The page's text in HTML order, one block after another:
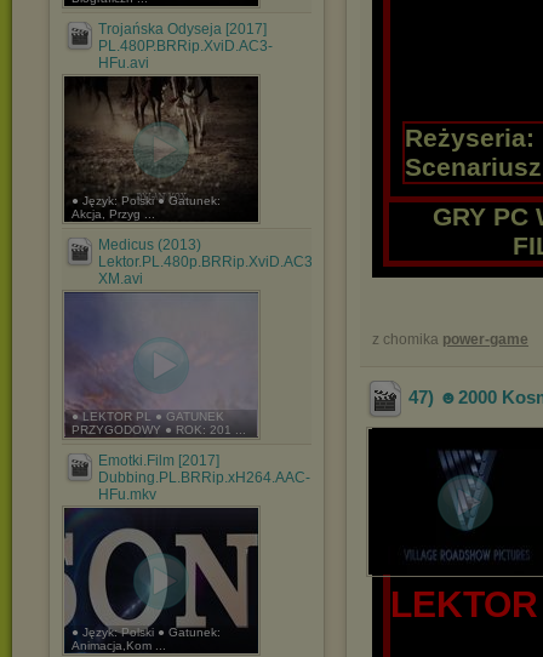
Trojańska Odyseja [2017]
PL.480P.BRRip.XviD.AC3-
HFu.avi
● Język: Polski ● Gatunek:
Akcja, Przyg ...
Medicus (2013)
Lektor.PL.480p.BRRip.XviD.AC3-
XM.avi
● LEKTOR PL ● GATUNEK
PRZYGODOWY ● ROK: 201 ...
Emotki.Film [2017]
Dubbing.PL.BRRip.xH264.AAC-
HFu.mkv
● Język: Polski ● Gatunek:
Animacja,Kom ...
Reżyseria:
GRY PC
z chomika power-game
47) ☻2000
LEKTOR